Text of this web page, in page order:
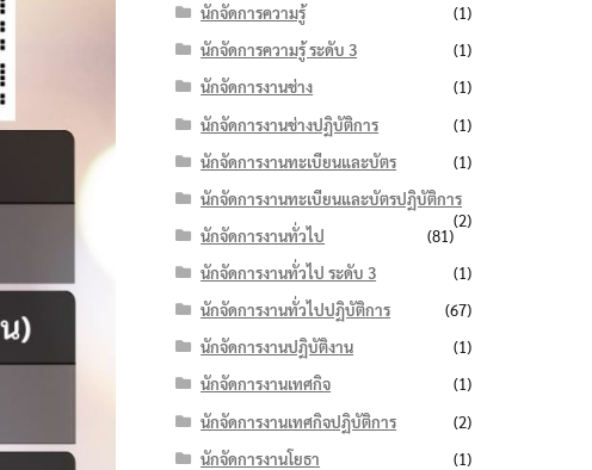
นักจัดการความรู้
(1)
นักจัดการความรู้ ระดับ 3
(1)
นักจัดการงานช่าง
(1)
นักจัดการงานช่างปฏิบัติการ
(1)
นักจัดการงานทะเบียนและบัตร
(1)
นักจัดการงานทะเบียนและบัตรปฏิบัติการ
(2)
นักจัดการงานทั่วไป
(81)
นักจัดการงานทั่วไป ระดับ 3
(1)
นักจัดการงานทั่วไปปฏิบัติการ
(67)
นักจัดการงานปฏิบัติงาน
(1)
นักจัดการงานเทศกิจ
(1)
นักจัดการงานเทศกิจปฏิบัติการ
(2)
นักจัดการงานโยธา
(1)